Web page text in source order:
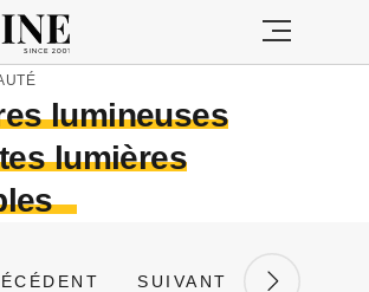
lumineuses
lumières
SUIVANT